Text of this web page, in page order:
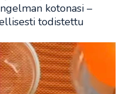
kotonasi –
todistettu